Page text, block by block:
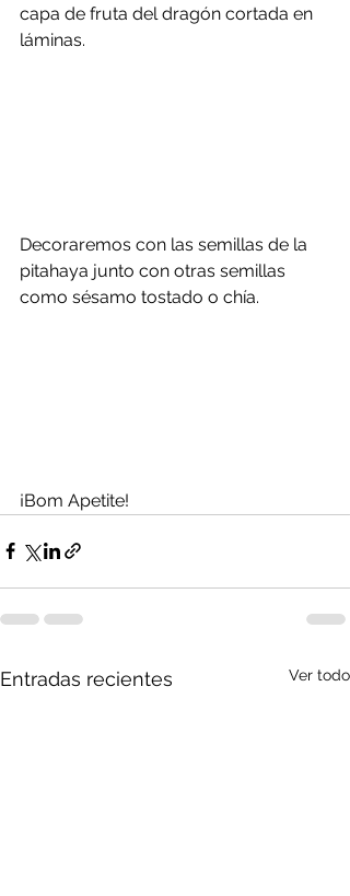
capa de fruta del dragón cortada en
láminas.
Decoraremos con las semillas de la
pitahaya junto con otras semillas
como sésamo tostado o chía.
¡Bom Apetite!
Entradas recientes Ver todo